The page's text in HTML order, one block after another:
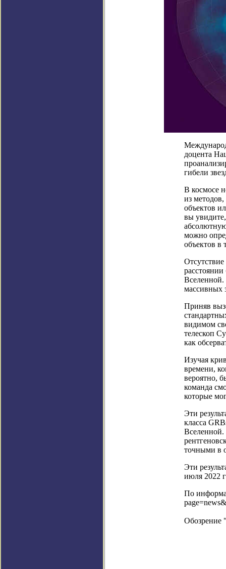
доцента
гибели
В космосе
из
объектов
вы
можно
объектов в
расстоянии
Вселенной.
массивных
Приняв
видимом
телескоп
как
Изучая
времени,
вероятно,
команда
которые
Эти
класса
Вселенной.
точными в
Эти
июля 2022
По
Обозрение